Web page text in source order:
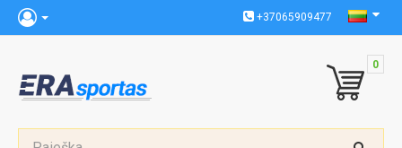
+37065909477
0